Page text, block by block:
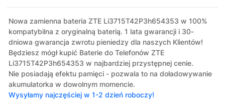
Nowa zamienna bateria ZTE Li3715T42P3h654353 w 100%
kompatybilna z oryginalną baterią. 1 lata gwarancji i 30-
dniowa gwarancja zwrotu pieniedzy dla naszych Klientów!
Będziesz mógł kupić Baterie do Telefonów ZTE
Li3715T42P3h654353 w najbardziej przystępnej cenie.
Nie posiadają efektu pamięci - pozwala to na doładowywanie
akumulatorka w dowolnym momencie.
Wysyłamy najczęściej w 1-2 dzień roboczy!